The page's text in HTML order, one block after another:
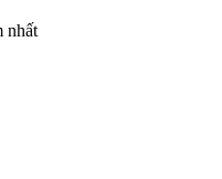
nhất